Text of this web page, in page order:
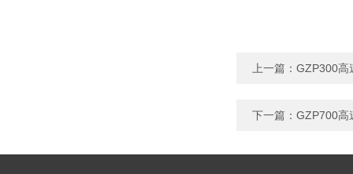
上一篇： GZP300高
下一篇： GZP700高